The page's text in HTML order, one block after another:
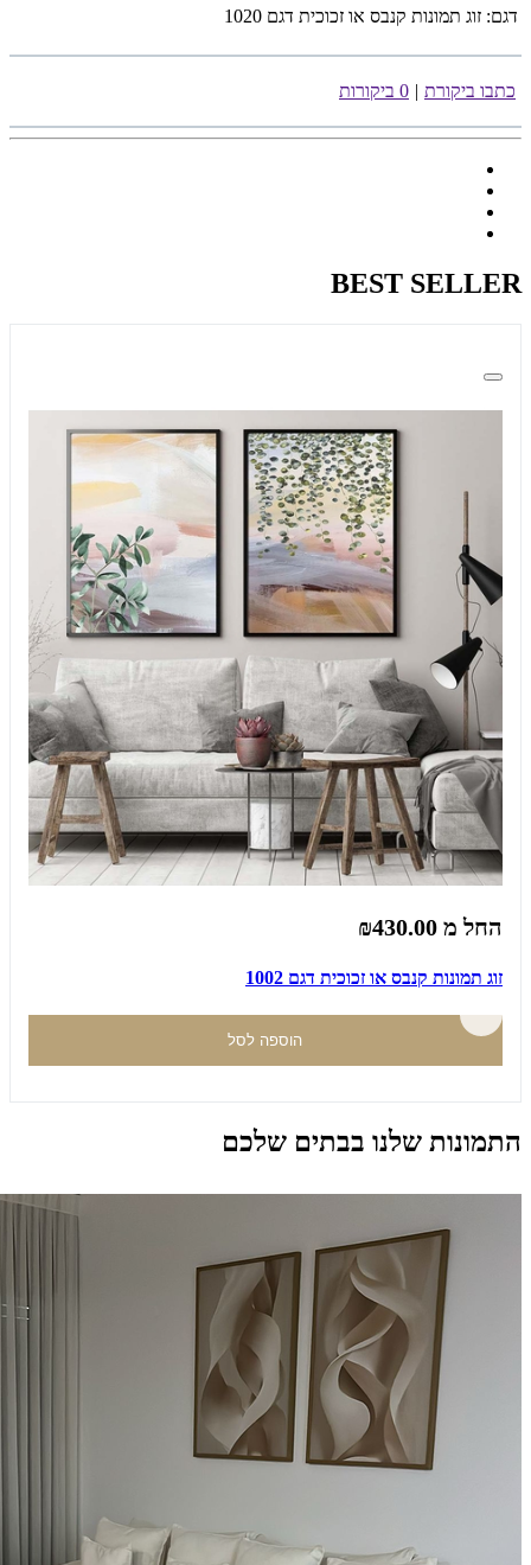
דגם: זוג תמונות קנבס או זכוכית דגם 1020
כתבו ביקורת | 0 ביקורות
BEST SELLER
החל מ ₪430.00
זוג תמונות קנבס או זכוכית דגם 1002
הוספה לסל
התמונות שלנו בבתים שלכם